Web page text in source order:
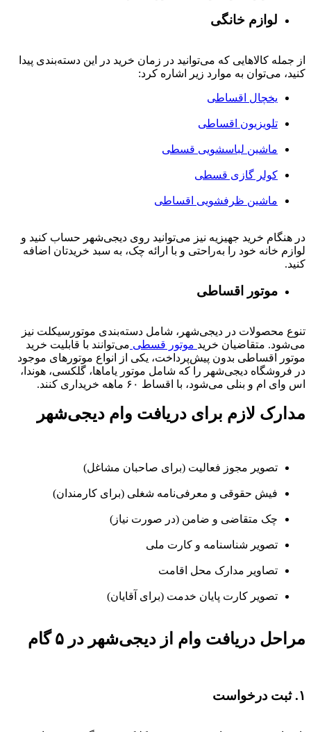
لوازم خانگی
از جمله کالاهایی که می‌توانید در زمان خرید در این دسته‌بندی پیدا
کنید، می‌توان به موارد زیر اشاره کرد:
یخچال اقساطی
تلویزیون اقساطی
ماشین لباسشویی قسطی
کولر گازی قسطی
ماشین ظرفشویی اقساطی
در هنگام خرید جهیزیه نیز می‌توانید روی دیجی‌شهر حساب کنید و
لوازم خانه خود را به‌راحتی و با ارائه چک، به سبد خریدتان اضافه
کنید.
موتور اقساطی
تنوع محصولات در دیجی‌شهر، شامل دسته‌بندی موتورسیکلت نیز
می‌شود. متقاضیان خرید موتور قسطی می‌توانند با قابلیت خرید
موتور اقساطی بدون پیش‌پرداخت، یکی از انواع موتورهای موجود
در فروشگاه دیجی‌شهر را که شامل موتور یاماها، گلکسی، هوندا،
اس وای ام و بنلی می‌شود، با اقساط ۶۰ ماهه خریداری کنند.
مدارک لازم برای دریافت وام دیجی‌شهر
تصویر مجوز فعالیت (برای صاحبان مشاغل)
فیش حقوقی و معرفی‌نامه شغلی (برای کارمندان)
چک متقاضی و ضامن (در صورت نیاز)
تصویر شناسنامه و کارت ملی
تصاویر مدارک محل اقامت
تصویر کارت پایان خدمت (برای آقایان)
مراحل دریافت وام از دیجی‌شهر در ۵ گام
۱. ثبت درخواست